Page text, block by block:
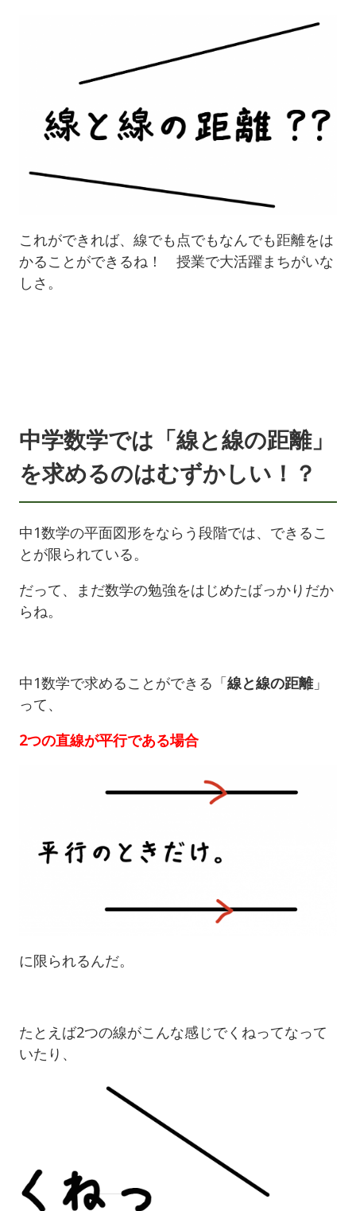
これができれば、線でも点でもなんでも距離をは
かることができるね！ 授業で大活躍まちがいな
しさ。
中学数学では「線と線の距離」
を求めるのはむずかしい！？
中1数学の平面図形をならう段階では、できるこ
とが限られている。
だって、まだ数学の勉強をはじめたばっかりだか
らね。
中1数学で求めることができる「線と線の距離」
って、
2つの直線が平行である場合
に限られるんだ。
たとえば2つの線がこんな感じでくねってなって
いたり、